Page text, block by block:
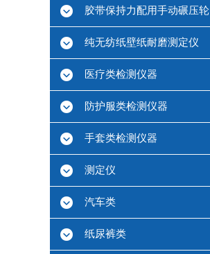
胶带保持力配用手动碾压轮
纯无纺纸壁纸耐磨测定仪
医疗类检测仪器
防护服类检测仪器
手套类检测仪器
测定仪
汽车类
纸尿裤类